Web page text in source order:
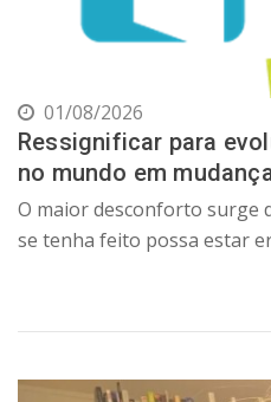
01/08/2026
Ressignificar para
no mundo em
O maior desconforto surge
se tenha feito possa estar